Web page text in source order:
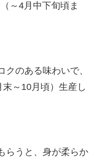
～4月中下旬頃ま
のある味わいで、
～10月頃）生産し
らうと、身が柔らか